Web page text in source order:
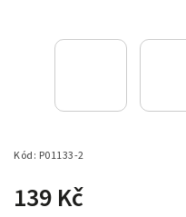
Kód: P01133-2
139 Kč